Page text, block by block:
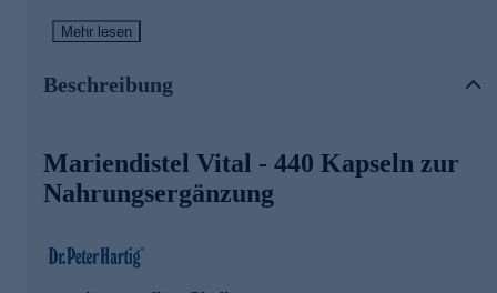
Hier im praktischen Vorrats-Set mit zweimal 220 Kapseln.
Mariendistel Vital Kapseln mit Cholin
Cholin trägt zu einem normalen Fettstoffwechsel bei
Cholin trägt zu einem normalen Homocystein-
Dr. Peter Hartig® Mariendistel Vital Kapseln sind
hervorragend für die tägliche Nahrungsergänzung geeignet!
Mehr lesen
Beschreibung
Mariendistel Vital - 440 Kapseln zur
Nahrungsergänzung